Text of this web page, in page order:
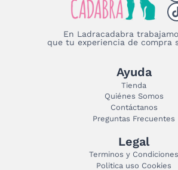
En Ladracadabra
que tu experiencia de compra
Ayuda
Tienda
Quiénes Somos
Contáctanos
Preguntas Frecuentes
Legal
Terminos y Condiciones
Politica uso Cookies